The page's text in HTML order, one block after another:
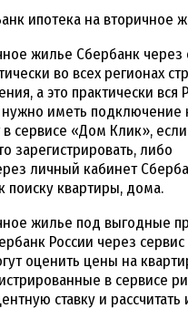
жилье Сбербанк через
во всех регионах
а это практически вся
иметь подключение
сервисе «Дом Клик», если
зарегистрировать, либо
личный кабинет
поиску квартиры, дома.
жилье под выгодные
России через
оценить цены на
в сервисе
ставку и рассчитать